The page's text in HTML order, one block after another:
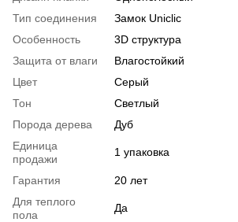
Тип соединения
Замок Uniclic
Особенность
3D структура
Защита от влаги
Влагостойкий
Цвет
Серый
Тон
Светлый
Порода дерева
Дуб
Единица
продажи
1 упаковка
Гарантия
20 лет
Для теплого
пола
Да